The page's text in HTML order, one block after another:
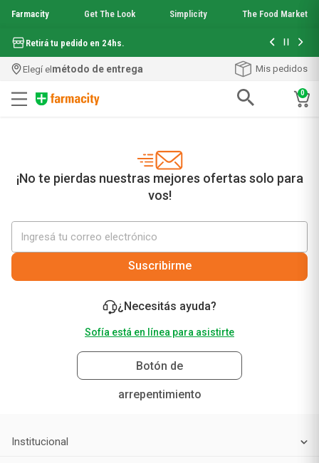
Farmacity Get The Look Simplicity The Food Market
Retirá tu pedido en 24hs. Hasta 6
Elegí elmétodo de entrega Mis pedidos
0
¡No te pierdas nuestras mejores ofertas solo para
vos!
Suscribirme
¿Necesitás ayuda?
Sofía está en línea para asistirte
Botón de
arrepentimiento
Institucional
garnier toque seco crema facial
. mineral 89
6
protector solar
8
9